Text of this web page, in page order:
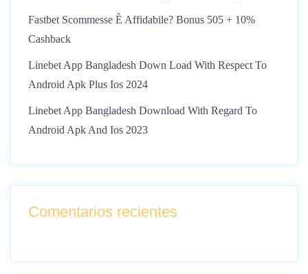
Fastbet Scommesse È Affidabile? Bonus 505 + 10%
Cashback
Linebet App Bangladesh Down Load With Respect To
Android Apk Plus Ios 2024
Linebet App Bangladesh Download With Regard To
Android Apk And Ios 2023
Comentarios recientes